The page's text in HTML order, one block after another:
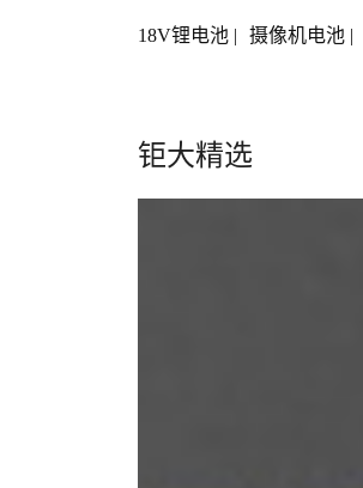
18V锂电池 | 摄像机电池 |
钜大精选